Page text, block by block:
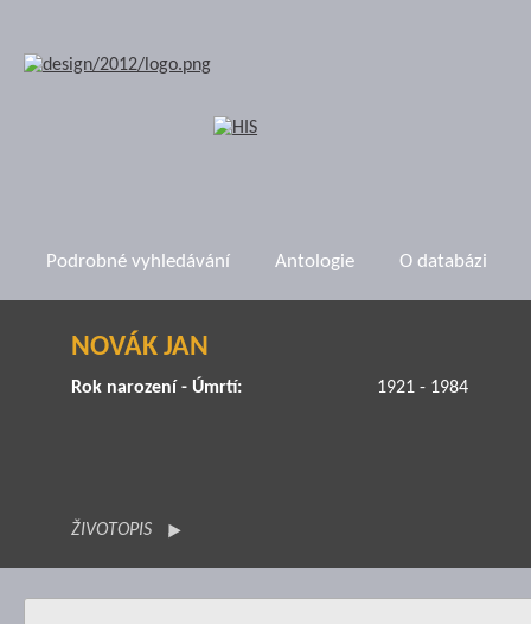
Podrobné vyhledávání Antologie O databázi
NOVÁK JAN
Rok narození - Úmrtí: 1921 - 1984
ŽIVOTOPIS